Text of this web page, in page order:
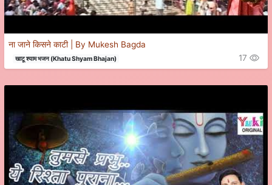
ना जाने किसने काटी | By Mukesh Bagda
खाटू श्याम भजन (Khatu Shyam Bhajan) 17